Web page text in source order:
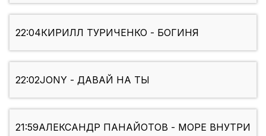
22:04КИРИЛЛ ТУРИЧЕНКО - БОГИНЯ
22:02JONY - ДАВАЙ НА ТЫ
21:59АЛЕКСАНДР ПАНАЙОТОВ - МОРЕ ВНУТРИ